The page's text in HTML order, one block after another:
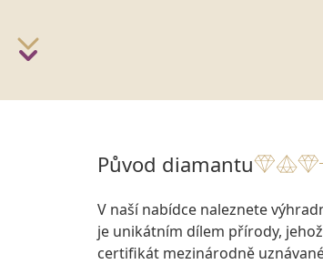
Původ diamantu
V naší nabídce naleznete
je unikátním dílem přírody,
certifikát mezinárodně